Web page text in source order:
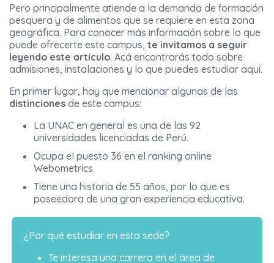
Pero principalmente atiende a la demanda de formación
pesquera y de alimentos que se requiere en esta zona
geográfica. Para conocer más información sobre lo que
puede ofrecerte este campus, te invitamos a seguir
leyendo este artículo. Acá encontrarás todo sobre
admisiones, instalaciones y lo que puedes estudiar aquí.
En primer lugar, hay que mencionar algunas de las
distinciones de este campus:
La UNAC en general es una de las 92
universidades licenciadas de Perú.
Ocupa el puesto 36 en el ranking online
Webometrics.
Tiene una historia de 55 años, por lo que es
poseedora de una gran experiencia educativa.
¿Por qué estudiar en esta sede?
Te interesa una carrera en el área de